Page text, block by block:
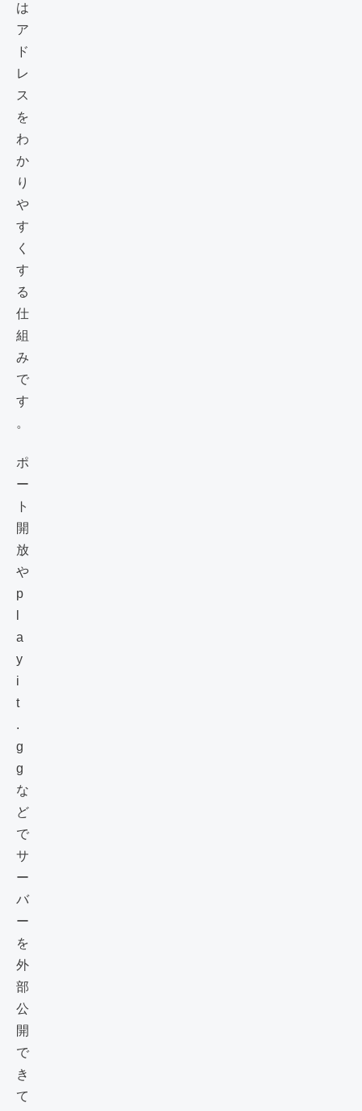
は
ア
ド
レ
ス
を
わ
か
り
や
す
く
す
る
仕
組
み
で
す
。
ポ
ー
ト
開
放
や
p
a
y
i
t
.
g
g
な
ど
で
サ
ー
バ
ー
を
外
部
公
開
で
き
て